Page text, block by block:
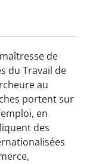
de
du Travail de
au
portent sur
en
des